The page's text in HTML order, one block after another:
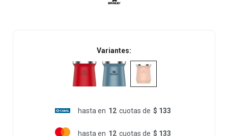
Variantes:
hasta en 12 cuotas de $ 133
hasta en 12 cuotas de $ 133